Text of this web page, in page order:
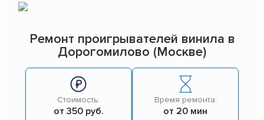
Ремонт проигрывателей винила в
Дорогомилово (Москве)
Стоимость:
от 350 руб.
Время ремонта:
от 20 мин